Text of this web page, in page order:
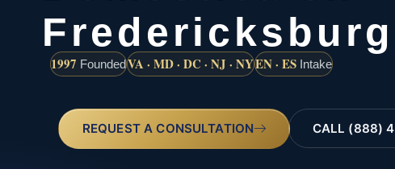
1997 FoundedVA · MD · DC · NJ · NYEN · ES Intake
REQUEST A CONSULTATION CALL (888)